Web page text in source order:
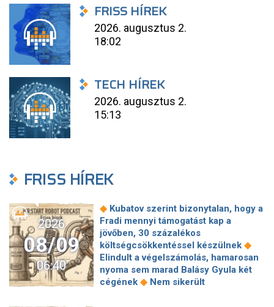
FRISS HÍREK
2026. augusztus 2.
18:02
TECH HÍREK
2026. augusztus 2.
15:13
FRISS HÍREK
2026
08/09
06:40
◆ Kubatov szerint bizonytalan, hogy a
Fradi mennyi támogatást kap a
jövőben, 30 százalékos
költségcsökkentéssel készülnek ◆
Elindult a végelszámolás, hamarosan
nyoma sem marad Balásy Gyula két
cégének ◆ Nem sikerült